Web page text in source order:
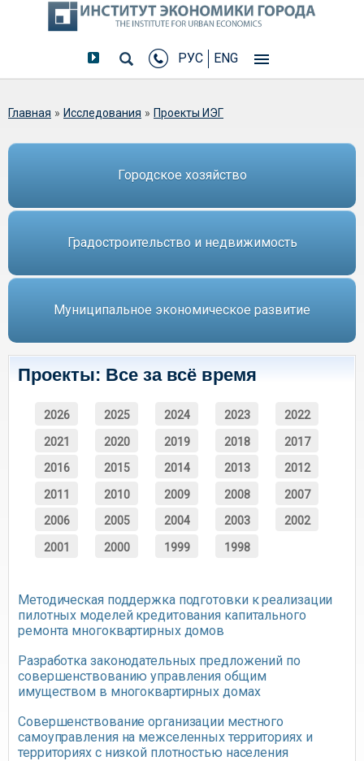
РУС ENG
Вы здесь
Главная » Исследования » Проекты ИЭГ
Городское хозяйство
Градостроительство и недвижимость
Муниципальное экономическое развитие
Проекты: Все за всё время
2026 2025 2024 2023 2022
2021 2020 2019 2018 2017
2016 2015 2014 2013 2012
2011 2010 2009 2008 2007
2006 2005 2004 2003 2002
2001 2000 1999 1998
Методическая поддержка подготовки к реализации
пилотных моделей кредитования капитального
ремонта многоквартирных домов
Разработка законодательных предложений по
совершенствованию управления общим
имуществом в многоквартирных домах
Совершенствование организации местного
самоуправления на межселенных территориях и
территориях с низкой плотностью населения